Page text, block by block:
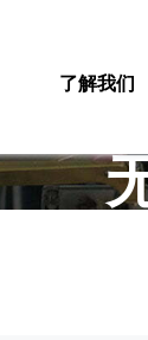
了解我们